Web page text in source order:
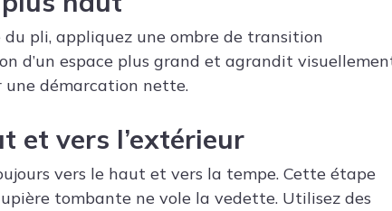
pli, appliquez une ombre de transition
d’un espace plus grand et agrandit
une démarcation nette.
et vers l’extérieur
vers le haut et vers la tempe. Cette étape
tombante ne vole la vedette. Utilisez des